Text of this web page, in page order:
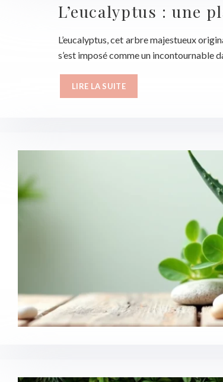
L’eucalyptus : une
L’eucalyptus, cet arbre majestueux
s’est imposé comme un incontournable
LIRE LA SUITE